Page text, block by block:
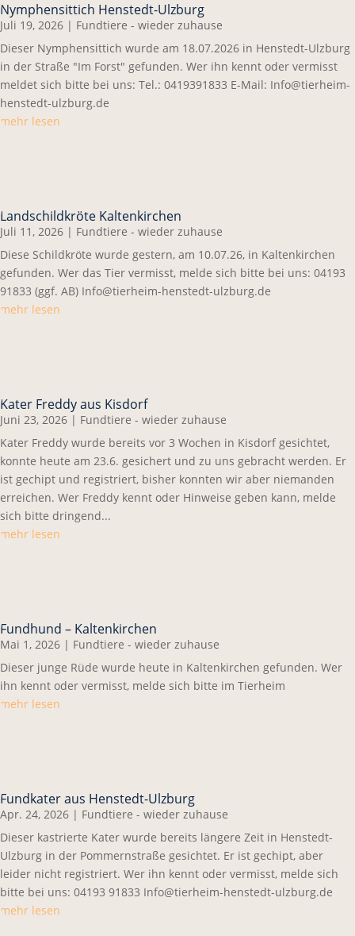
Nymphensittich Henstedt-Ulzburg
Juli 19, 2026 | Fundtiere - wieder zuhause
Dieser Nymphensittich wurde am 18.07.2026 in Henstedt-Ulzburg
in der Straße "Im Forst" gefunden. Wer ihn kennt oder vermisst
meldet sich bitte bei uns: Tel.: 0419391833 E-Mail: Info@tierheim-
henstedt-ulzburg.de
mehr lesen
Landschildkröte Kaltenkirchen
Juli 11, 2026 | Fundtiere - wieder zuhause
Diese Schildkröte wurde gestern, am 10.07.26, in Kaltenkirchen
gefunden. Wer das Tier vermisst, melde sich bitte bei uns: 04193
91833 (ggf. AB) Info@tierheim-henstedt-ulzburg.de
mehr lesen
Kater Freddy aus Kisdorf
Juni 23, 2026 | Fundtiere - wieder zuhause
Kater Freddy wurde bereits vor 3 Wochen in Kisdorf gesichtet,
konnte heute am 23.6. gesichert und zu uns gebracht werden. Er
ist gechipt und registriert, bisher konnten wir aber niemanden
erreichen. Wer Freddy kennt oder Hinweise geben kann, melde
sich bitte dringend...
mehr lesen
Fundhund – Kaltenkirchen
Mai 1, 2026 | Fundtiere - wieder zuhause
Dieser junge Rüde wurde heute in Kaltenkirchen gefunden. Wer
ihn kennt oder vermisst, melde sich bitte im Tierheim
mehr lesen
Fundkater aus Henstedt-Ulzburg
Apr. 24, 2026 | Fundtiere - wieder zuhause
Dieser kastrierte Kater wurde bereits längere Zeit in Henstedt-
Ulzburg in der Pommernstraße gesichtet. Er ist gechipt, aber
leider nicht registriert. Wer ihn kennt oder vermisst, melde sich
bitte bei uns: 04193 91833 Info@tierheim-henstedt-ulzburg.de
mehr lesen